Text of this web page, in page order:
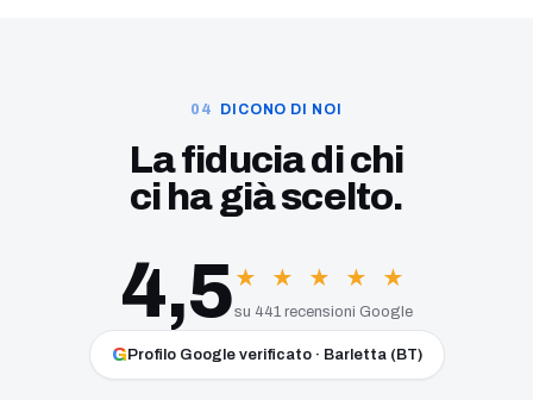
DICONO DI NOI
La fiducia di chi
ci ha già scelto.
4,5★ ★ ★ ★ ★
su 441 recensioni Google
GProfilo Google verificato · Barletta (BT)